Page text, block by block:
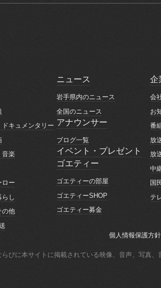
キュメンタリー
ドキュメンタリー
音楽
ロー
ー
し
し
の他
他
ニュース
ニュース
岩手県内のニュース
全国のニュース
全国のニュース
アナウンサー
アナウンサー
ブログ一覧
ブログ一覧
イベント・プレゼント
イベント・プレゼント
ゴエティー
ゴエティー
ゴエティーの部屋
ゴエティーの部屋
ゴエティーSHOP
ゴエティーSHOP
ゴエティー募金
企
企
会
お
お
番
番
放
放
放
放
中
中
国
国
テ
個人情報保護方針
らびに本サイトに掲載されている映像、音声、写真